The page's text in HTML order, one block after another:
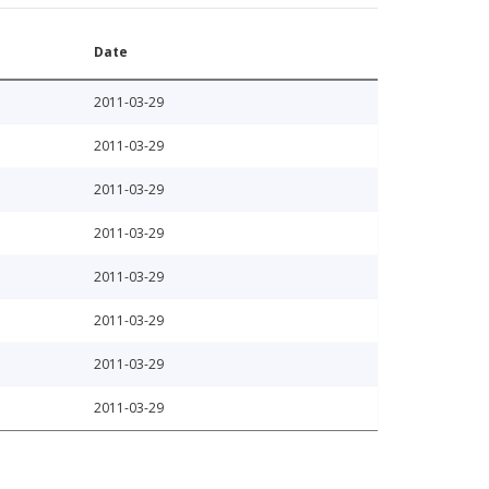
Date
2011-03-29
2011-03-29
2011-03-29
2011-03-29
2011-03-29
2011-03-29
2011-03-29
2011-03-29